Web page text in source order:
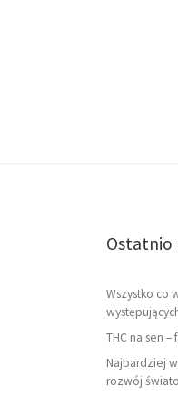
Ostatnio
Wszystko co
THC na sen
Najbardziej
rozwój